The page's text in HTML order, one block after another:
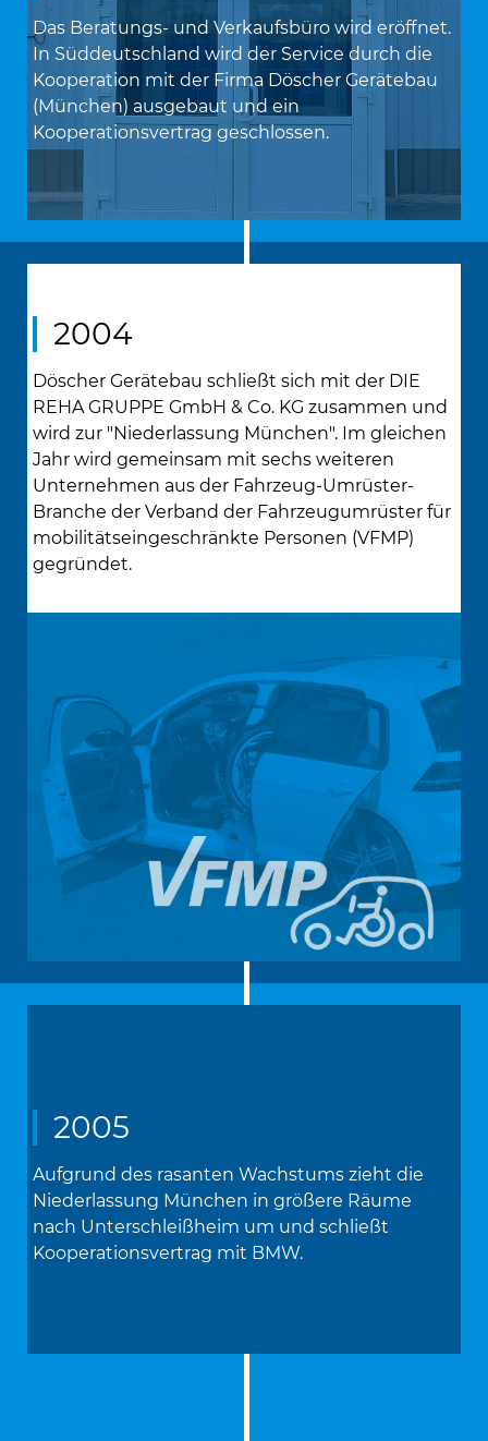
Das Beratungs- und Verkaufsbüro wird eröffnet.
In Süddeutschland wird der Service durch die
Kooperation mit der Firma Döscher Gerätebau
(München) ausgebaut und ein
Kooperationsvertrag geschlossen.
2004
Döscher Gerätebau schließt sich mit der DIE
REHA GRUPPE GmbH & Co. KG zusammen und
wird zur "Niederlassung München". Im gleichen
Jahr wird gemeinsam mit sechs weiteren
Unternehmen aus der Fahrzeug-Umrüster-
Branche der Verband der Fahrzeugumrüster für
mobilitätseingeschränkte Personen (VFMP)
gegründet.
2005
Aufgrund des rasanten Wachstums zieht die
Niederlassung München in größere Räume
nach Unterschleißheim um und schließt
Kooperationsvertrag mit BMW.